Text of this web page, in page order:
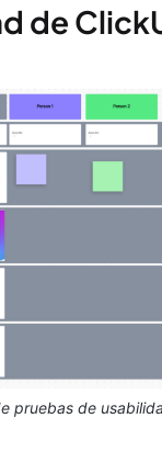
de
pruebas de